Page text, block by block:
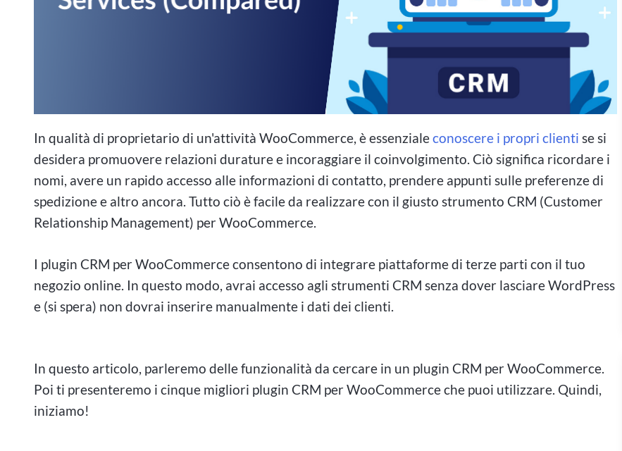
In qualità di proprietario di un'attività WooCommerce, è essenzialeconoscere i propri clienti se si
desidera promuovere relazioni durature e incoraggiare il coinvolgimento. Ciò significa ricordare i
nomi, avere un rapido accesso alle informazioni di contatto, prendere appunti sulle preferenze di
spedizione e altro ancora. Tutto ciò è facile da realizzare con il giusto strumento CRM (Customer
Relationship Management) per WooCommerce.
I plugin CRM per WooCommerce consentono di integrare piattaforme di terze parti con il tuo
negozio online. In questo modo, avrai accesso agli strumenti CRM senza dover lasciare WordPress
e (si spera) non dovrai inserire manualmente i dati dei clienti.
Scommesse elevate: uno sguardo al gioco d'azzardo ad alta
posta in gioco in Canada
In questo articolo, parleremo delle funzionalità da cercare in un plugin CRM per WooCommerce.
Poi ti presenteremo i cinque migliori plugin CRM per WooCommerce che puoi utilizzare. Quindi,
iniziamo!